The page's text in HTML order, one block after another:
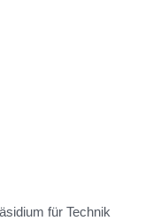
für Technik